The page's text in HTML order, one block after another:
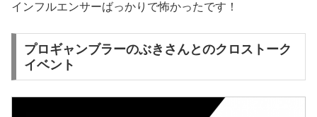
インフルエンサーばっかりで怖かったです！
プロギャンブラーのぶきさんとのクロストーク
イベント